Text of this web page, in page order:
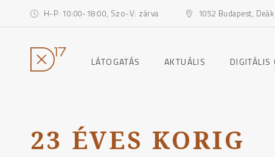
H-P: 10:00-18:00, Szo-V: zárva 1052 Budapest,
LÁTOGATÁS toggleAKTUÁLIS toggleDIGITÁLIS
23 ÉVES KORIG